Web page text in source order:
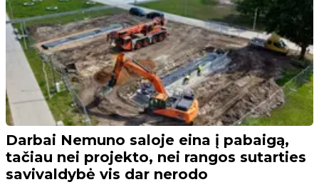
Darbai Nemuno saloje eina į pabaigą,
tačiau nei projekto, nei rangos sutarties
savivaldybė vis dar nerodo